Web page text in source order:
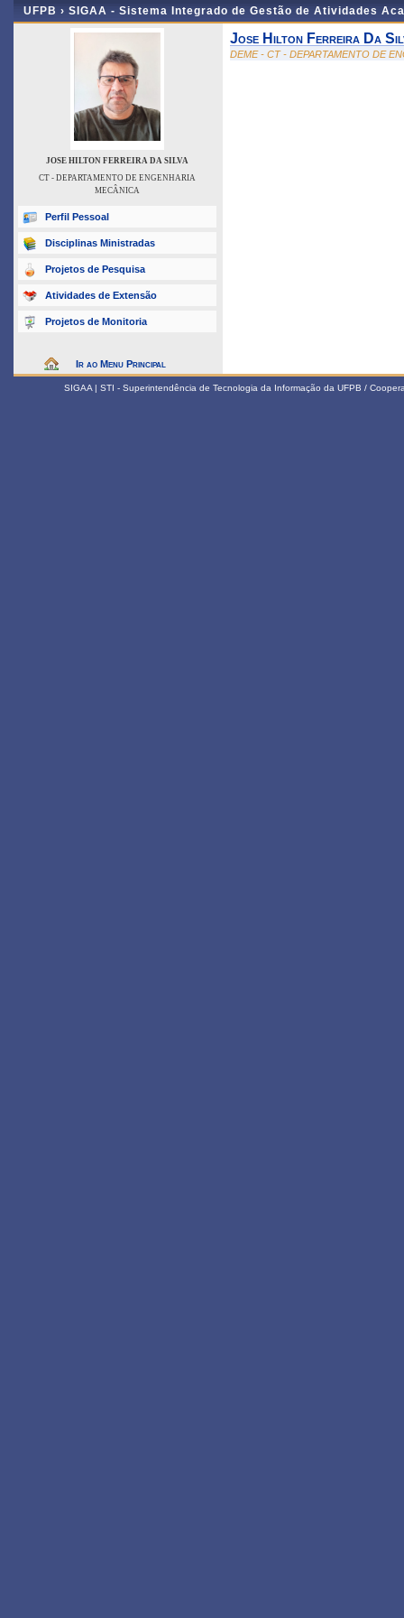
UFPB › SIGAA - Sistema Integrado de Gestão de Atividades
JOSE HILTON FERREIRA DA SILVA
CT - DEPARTAMENTO DE ENGENHARIA
MECÂNICA
Perfil Pessoal
Disciplinas Ministradas
Projetos de Pesquisa
Atividades de Extensão
Projetos de Monitoria
Ir ao Menu Principal
Jose Hilton Ferreira Da
DEME - CT - DEPARTAMENTO DE
SIGAA | STI - Superintendência de Tecnologia da Informação da UFPB /